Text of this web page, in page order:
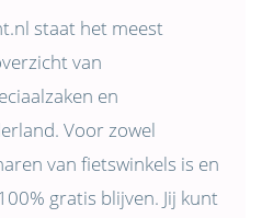
staat het meest
van
en
Voor zowel
van fietswinkels is en
gratis blijven. Jij kunt